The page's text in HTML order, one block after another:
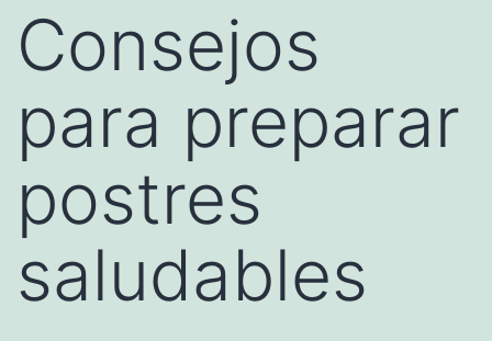
Consejos
para preparar
postres
saludables